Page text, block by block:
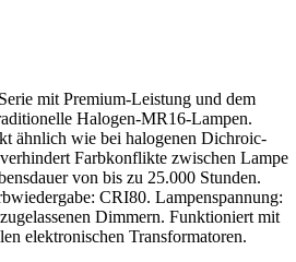
mit Premium-Leistung und dem
Halogen-MR16-Lampen.
ähnlich wie bei halogenen Dichroic-
Farbkonflikte zwischen Lampe
von bis zu 25.000 Stunden.
CRI80. Lampenspannung:
Dimmern. Funktioniert mit
elektronischen Transformatoren.